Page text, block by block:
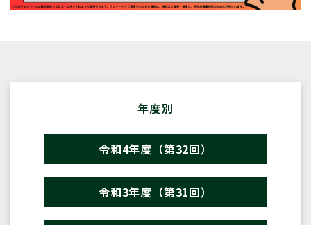
年度別
令和4年度（第32回）
令和3年度（第31回）